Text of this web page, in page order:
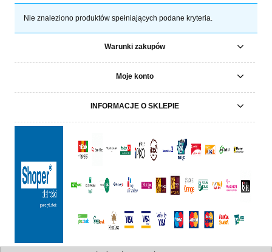
Nie znaleziono produktów spełniających podane kryteria.
Warunki zakupów
Moje konto
INFORMACJE O SKLEPIE